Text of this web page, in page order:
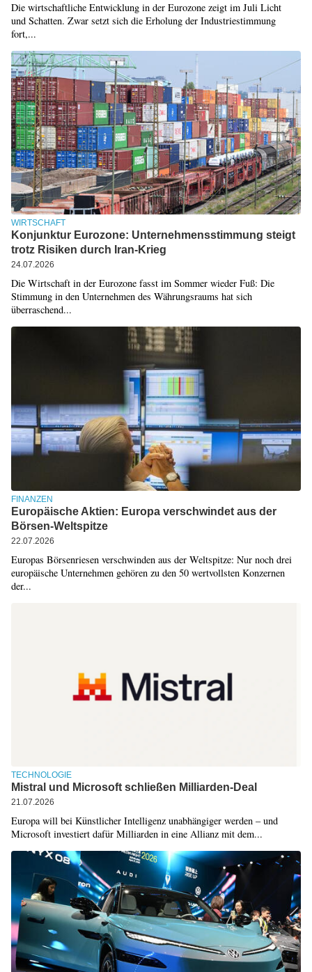
Die wirtschaftliche Entwicklung in der Eurozone zeigt im Juli Licht
und Schatten. Zwar setzt sich die Erholung der Industriestimmung
fort,...
WIRTSCHAFT
Konjunktur Eurozone: Unternehmensstimmung steigt
trotz Risiken durch Iran-Krieg
24.07.2026
Die Wirtschaft in der Eurozone fasst im Sommer wieder Fuß: Die
Stimmung in den Unternehmen des Währungsraums hat sich
überraschend...
FINANZEN
Europäische Aktien: Europa verschwindet aus der
Börsen-Weltspitze
22.07.2026
Europas Börsenriesen verschwinden aus der Weltspitze: Nur noch drei
europäische Unternehmen gehören zu den 50 wertvollsten Konzernen
der...
TECHNOLOGIE
Mistral und Microsoft schließen Milliarden-Deal
21.07.2026
Europa will bei Künstlicher Intelligenz unabhängiger werden – und
Microsoft investiert dafür Milliarden in eine Allianz mit dem...